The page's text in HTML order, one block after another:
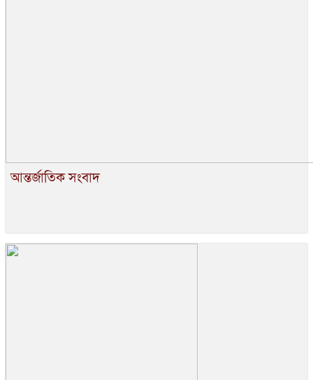
আন্তর্জাতিক সংবাদ